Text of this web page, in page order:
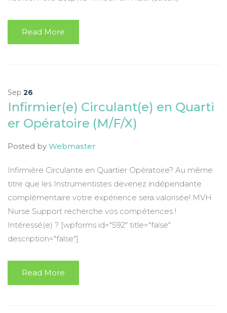
Read More
Sep 26
Infirmier(e) Circulant(e) en Quarti
er Opératoire (M/F/X)
Posted by Webmaster
Infirmière Circulante en Quartier Opératoire? Au même
titre que les Instrumentistes devenez indépendante
complémentaire votre expérience sera valorisée! MVH
Nurse Support recherche vos compétences !
Intéressé(e) ? [wpforms id="592" title="false"
description="false"]
Read More